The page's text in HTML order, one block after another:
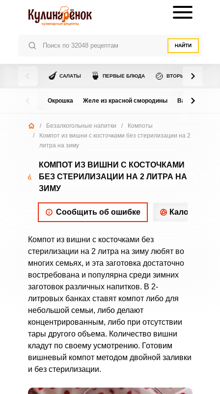
НАЙТИ
🍆 САЛАТЫ 🍵 ПЕРВЫЕ БЛЮДА 🍲 ВТОРЫЕ БЛЮДА
Окрошка Желе из красной смородины Варенье из
/ Безалкогольные напитки /
Компоты
/
Компот из вишни с косточками без стерилизации на 2
литра на зиму
КОМПОТ ИЗ ВИШНИ С КОСТОЧКАМИ
БЕЗ СТЕРИЛИЗАЦИИ НА 2 ЛИТРА НА
ЗИМУ
Сообщить об ошибке
Компот из вишни с косточками без
стерилизации на 2 литра на зиму любят во
многих семьях, и эта заготовка достаточно
востребована и популярна среди зимних
заготовок различных напитков. В 2-
литровых банках ставят компот либо для
небольшой семьи, либо делают
концентрированным, либо при отсутствии
тары другого объема. Количество вишни
кладут по своему усмотрению. Готовим
вишневый компот методом двойной заливки
и без стерилизации.